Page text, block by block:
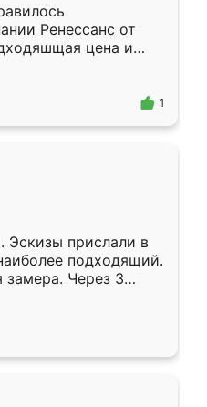
Ренессанс от
цена и
Приехавший
Владислав
самый
1
Эскизы прислали в
подходящий.
замера. Через 3
готова. Остались
Ренессанс
работу!